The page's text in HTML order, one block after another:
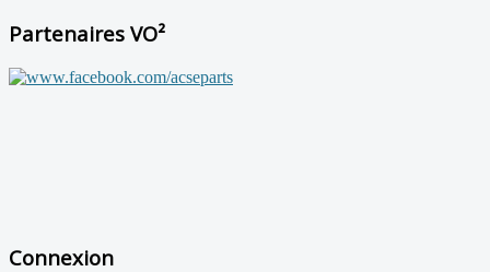
Partenaires VO²
Connexion